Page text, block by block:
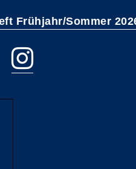
Frühjahr/Sommer